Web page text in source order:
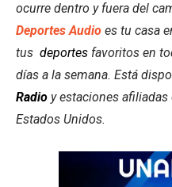
ocurre dentro y fuera del
Deportes Audio es tu casa
tus deportes favoritos en
días a la semana. Está
Radio y estaciones
Estados Unidos.